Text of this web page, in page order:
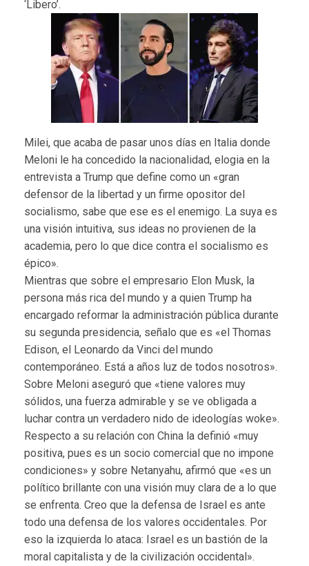
‘Libero’.
Milei, que acaba de pasar unos días en Italia donde
Meloni le ha concedido la nacionalidad, elogia en la
entrevista a Trump que define como un «gran
defensor de la libertad y un firme opositor del
socialismo, sabe que ese es el enemigo. La suya es
una visión intuitiva, sus ideas no provienen de la
academia, pero lo que dice contra el socialismo es
épico».
Mientras que sobre el empresario Elon Musk, la
persona más rica del mundo y a quien Trump ha
encargado reformar la administración pública durante
su segunda presidencia, señalo que es «el Thomas
Edison, el Leonardo da Vinci del mundo
contemporáneo. Está a años luz de todos nosotros».
Sobre Meloni aseguró que «tiene valores muy
sólidos, una fuerza admirable y se ve obligada a
luchar contra un verdadero nido de ideologías woke».
Respecto a su relación con China la definió «muy
positiva, pues es un socio comercial que no impone
condiciones» y sobre Netanyahu, afirmó que «es un
político brillante con una visión muy clara de a lo que
se enfrenta. Creo que la defensa de Israel es ante
todo una defensa de los valores occidentales. Por
eso la izquierda lo ataca: Israel es un bastión de la
moral capitalista y de la civilización occidental».